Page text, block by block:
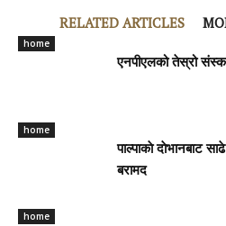
RELATED ARTICLES
home
एनपीएलको तेस्रो
home
पाल्पाकाे दाेभानबाट
बरामद
home